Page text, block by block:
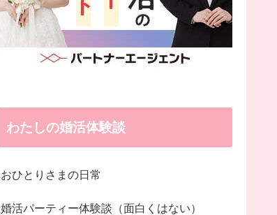
わたしの婚活体験談
おひとりさまの日常
婚活パーティー体験談（面白くはない）